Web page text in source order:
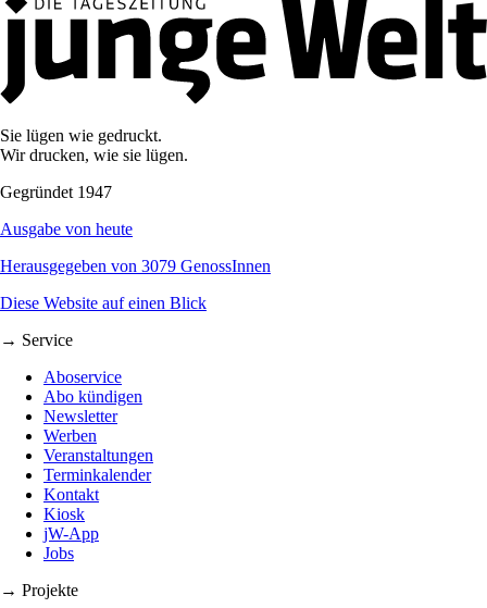
Sie lügen wie gedruckt.
Wir drucken, wie sie lügen.
Gegründet 1947
Ausgabe von heute
Herausgegeben von 3079 GenossInnen
Diese Website auf einen Blick
→ Service
Aboservice
Abo kündigen
Newsletter
Werben
Veranstaltungen
Terminkalender
Kontakt
Kiosk
jW-App
Jobs
→ Projekte